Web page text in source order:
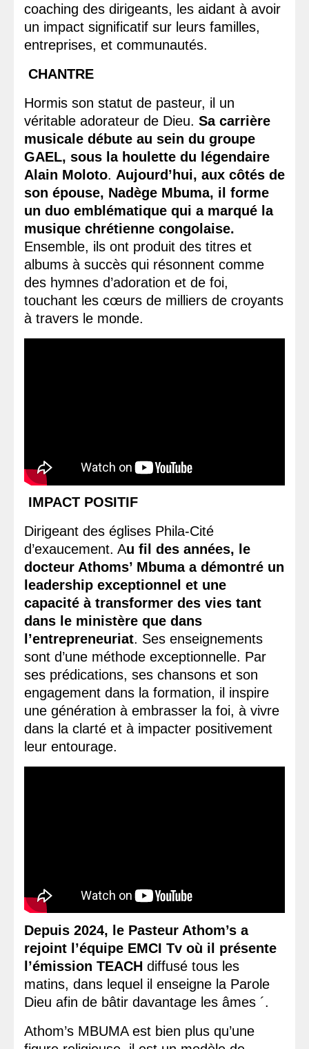
coaching des dirigeants, les aidant à avoir
un impact significatif sur leurs familles,
entreprises, et communautés.
CHANTRE
Hormis son statut de pasteur, il un
véritable adorateur de Dieu. Sa carrière
musicale débute au sein du groupe
GAEL, sous la houlette du légendaire
Alain Moloto. Aujourd’hui, aux côtés de
son épouse, Nadège Mbuma, il forme
un duo emblématique qui a marqué la
musique chrétienne congolaise.
Ensemble, ils ont produit des titres et
albums à succès qui résonnent comme
des hymnes d’adoration et de foi,
touchant les cœurs de milliers de croyants
à travers le monde.
IMPACT POSITIF
Dirigeant des églises Phila-Cité
d’exaucement. Au fil des années, le
docteur Athoms’ Mbuma a démontré un
leadership exceptionnel et une
capacité à transformer des vies tant
dans le ministère que dans
l’entrepreneuriat. Ses enseignements
sont d’une méthode exceptionnelle. Par
ses prédications, ses chansons et son
engagement dans la formation, il inspire
une génération à embrasser la foi, à vivre
dans la clarté et à impacter positivement
leur entourage.
Depuis 2024, le Pasteur Athom’s a
rejoint l’équipe EMCI Tv où il présente
l’émission TEACH diffusé tous les
matins, dans lequel il enseigne la Parole
Dieu afin de bâtir davantage les âmes ´.
Athom’s MBUMA est bien plus qu’une